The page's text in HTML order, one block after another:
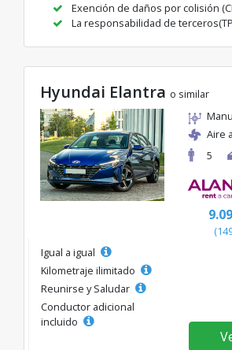
Exención de daños por colisión
La responsabilidad de
Hyundai Elantra o similar
Aire
5
9.09
Igual a igual
Kilometraje ilimitado
Reunirse y Saludar
Conductor adicional
incluido